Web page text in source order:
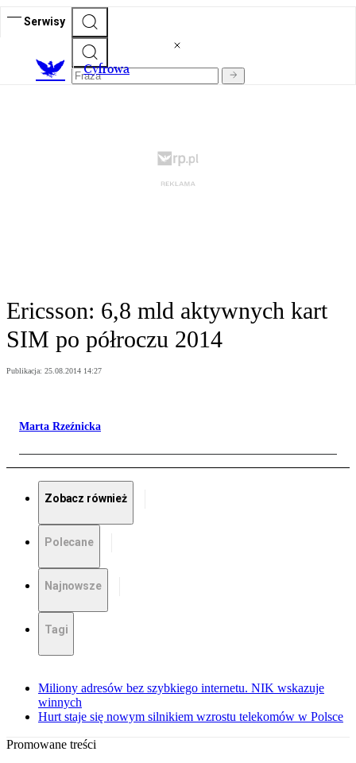
Serwisy
Cyfrowa
Ericsson: 6,8 mld aktywnych kart
SIM po półroczu 2014
Publikacja: 25.08.2014 14:27
Marta Rzeźnicka
Zobacz również
Polecane
Najnowsze
Tagi
Miliony adresów bez szybkiego internetu. NIK wskazuje
winnych
Hurt staje się nowym silnikiem wzrostu telekomów w Polsce
Promowane treści